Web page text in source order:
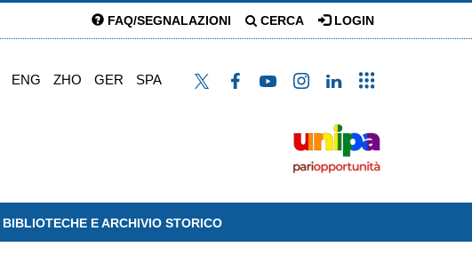
FAQ/SEGNALAZIONI CERCA LOGIN
ENG ZHO GER SPA
BIBLIOTECHE E ARCHIVIO STORICO